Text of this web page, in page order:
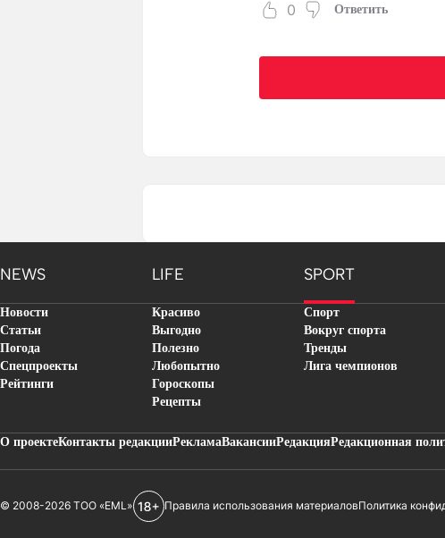
0
Ответить
NEWS LIFE SPORT
Новости
Статьи
Погода
Спецпроекты
Рейтинги
Красиво
Выгодно
Полезно
Любопытно
Гороскопы
Рецепты
Спорт
Вокруг спорта
Тренды
Лига чемпионов
О проектеКонтакты редакцииРекламаВакансииРедакцияРедакционная
© 2008-2026 ТОО «EML» Правила использования материаловПолитика